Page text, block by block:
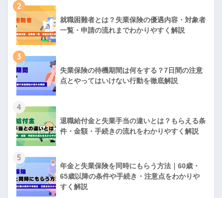
2
就職困難者とは？失業保険の優遇内容・対象者
一覧・申請の流れまでわかりやすく解説
3
失業保険の待機期間は何をする？7日間の注意
点とやってはいけない行動を徹底解説
4
退職給付金と失業手当の違いとは？もらえる条
件・金額・手続きの流れをわかりやすく解説
5
年金と失業保険を同時にもらう方法｜60歳・
65歳以降の条件や手続き・注意点をわかりや
すく解説